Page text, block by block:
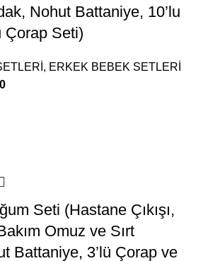
Nohut Battaniye, 10’lu
Çorap Seti)
, ERKEK BEBEK SETLERİ
Seti (Hastane Çıkışı,
Omuz ve Sırt
Battaniye, 3’lü Çorap ve